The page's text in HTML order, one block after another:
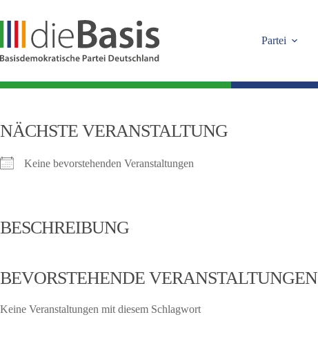
springen
Partei
NÄCHSTE VERANSTALTUNG
Keine bevorstehenden Veranstaltungen
BESCHREIBUNG
BEVORSTEHENDE VERANSTALTUNGEN
Keine Veranstaltungen mit diesem Schlagwort